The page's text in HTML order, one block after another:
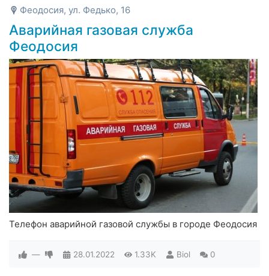
Феодосия, ул. Федько, 16
Аварийная газовая служба
Феодосия
Телефон аварийной газовой службы в городе Феодосия
— 28.01.2022 1.33K Biol 0